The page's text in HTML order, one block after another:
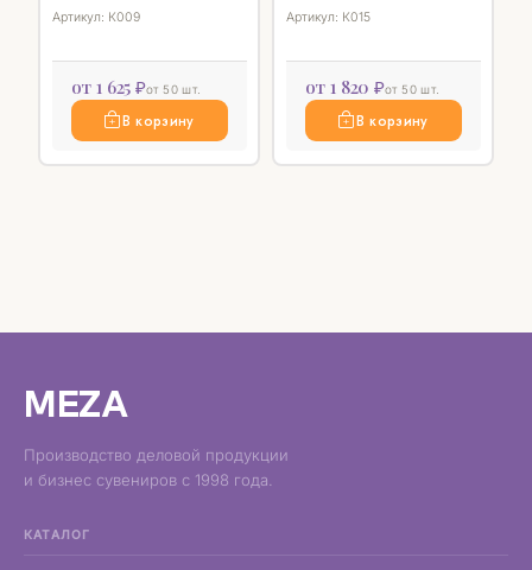
Артикул: К009
от 1 625 ₽от 50 шт.
В корзину
Артикул: К015
от 1 820 ₽от 50 шт.
В корзину
MEZA
Производство деловой продукции
и бизнес сувениров с 1998 года.
КАТАЛОГ